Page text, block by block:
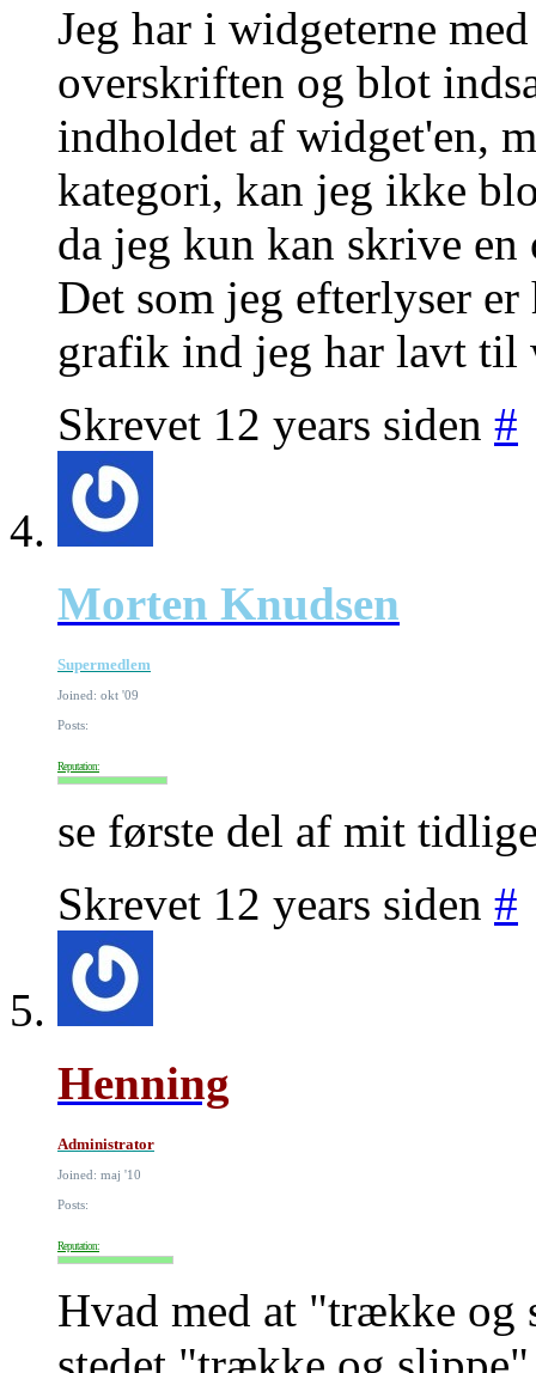
Jeg har i widgeterne
overskriften og blot
indholdet af widget'en,
kategori, kan jeg ikke
da jeg kun kan skrive
Det som jeg efterlyser
grafik ind jeg har lavt til
Skrevet 12 years siden #
Morten Knudsen
Supermedlem
Joined: okt '09
Posts:
Reputation:
se første del af mit
Skrevet 12 years siden #
Henning
Administrator
Joined: maj '10
Posts:
Reputation:
Hvad med at "trække og